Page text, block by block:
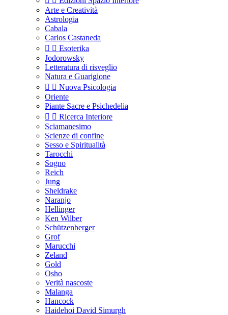
Arte e Creatività
Astrologia
Cabala
Carlos Castaneda
  Esoterika
Jodorowsky
Letteratura di risveglio
Natura e Guarigione
  Nuova Psicologia
Oriente
Piante Sacre e Psichedelia
  Ricerca Interiore
Sciamanesimo
Scienze di confine
Sesso e Spiritualità
Tarocchi
Sogno
Reich
Jung
Sheldrake
Naranjo
Hellinger
Ken Wilber
Schützenberger
Grof
Marucchi
Zeland
Gold
Osho
Verità nascoste
Malanga
Hancock
Haidehoi David Simurgh